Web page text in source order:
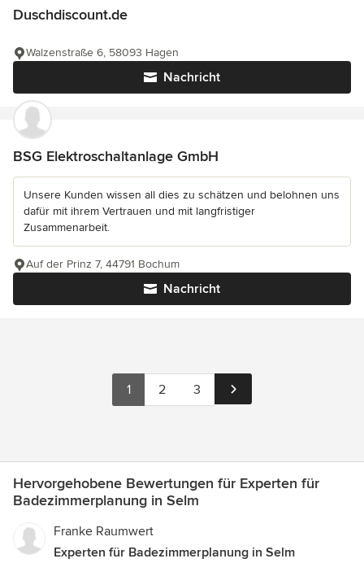
Duschdiscount.de
Nachricht
Walzenstraße 6, 58093 Hagen
BSG Elektroschaltanlage GmbH
Unsere Kunden wissen all dies zu schätzen und belohnen uns
dafür mit ihrem Vertrauen und mit langfristiger
Zusammenarbeit.
Nachricht
Auf der Prinz 7, 44791 Bochum
1 2 3
Hervorgehobene Bewertungen für Experten für
Badezimmerplanung in Selm
Franke Raumwert
Experten für Badezimmerplanung in Selm